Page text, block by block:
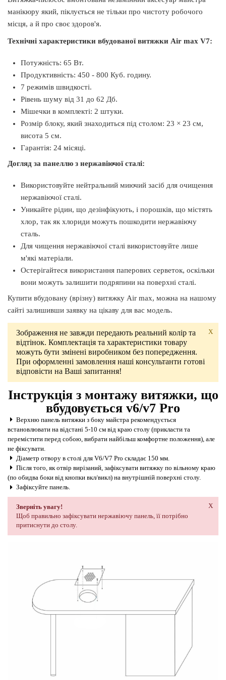
манікюру який, піклується не тільки про чистоту робочого
місця, а й про своє здоров'я.
Технічні характеристики вбудованої витяжки Air max V7:
Потужність: 65 Вт.
Продуктивність: 450 - 800 Куб. годину.
7 режимів швидкості.
Рівень шуму від 31 до 62 Дб.
Мішечки в комплекті: 2 штуки.
Розмір блоку, який знаходиться під столом: 23 × 23 см,
висота 5 см.
Гарантія: 24 місяці.
Догляд за панеллю з нержавіючої сталі:
Використовуйте нейтральний миючий засіб для очищення
нержавіючої сталі.
Уникайте рідин, що дезінфікують, і порошків, що містять
хлор, так як хлориди можуть пошкодити нержавіючу
сталь.
Для чищення нержавіючої сталі використовуйте лише
м'які матеріали.
Остерігайтеся використання паперових серветок, оскільки
вони можуть залишити подряпини на поверхні сталі.
Купити вбудовану (врізну) витяжку Air max, можна на нашому
сайті залишивши заявку на цікаву для вас модель.
Зображення не завжди передають реальний колір та
відтінок. Комплектація та характеристики товару
можуть бути змінені виробником без попередження.
При оформленні замовлення наші консультанти готові
відповісти на Ваші запитання!
X
Інструкція з монтажу витяжки, що
вбудовується v6/v7 Pro
Верхню панель витяжки з боку майстра рекомендується
встановлювати на відстані 5-10 см від краю столу (прикласти та
перемістити перед собою, вибрати найбільш комфортне положення), але
не фіксувати.
Діаметр отвору в столі для V6/V7 Pro складає 150 мм.
Після того, як отвір вирізаний, зафіксувати витяжку по вільному краю
(по обидва боки від кнопки вкл/викл) на внутрішній поверхні столу.
Зафіксуйте панель.
Зверніть увагу!
Щоб правильно зафіксувати нержавіючу панель, її потрібно
притиснути до столу.
X